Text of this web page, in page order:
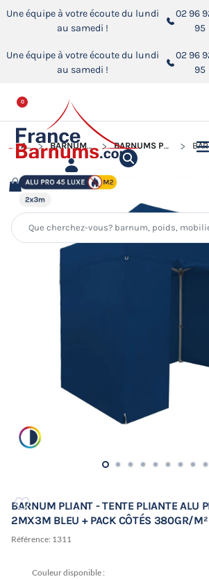
Une équipe à votre écoute du lundi
au samedi !
02 96
95
Une équipe à votre écoute du lundi
au samedi !
02 96
95
0
ACCUEIL BARNUMS PLIANTS ALUMINIUM PRO 45 LUXE M2 BARNUMS PLIANTS ALUMINIUM PRO 45 LUXE M2 DE 2M X 3M BARNUM
BARNUM PLIANT - TENTE PLIANTE ALU
2MX3M BLEU + PACK CÔTÉS 380GR/M²
Référence: 1311
Couleur disponible :